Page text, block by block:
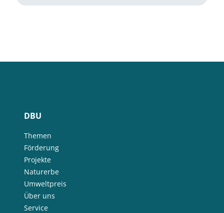
DBU
Themen
Förderung
Projekte
Naturerbe
Umweltpreis
Über uns
Service